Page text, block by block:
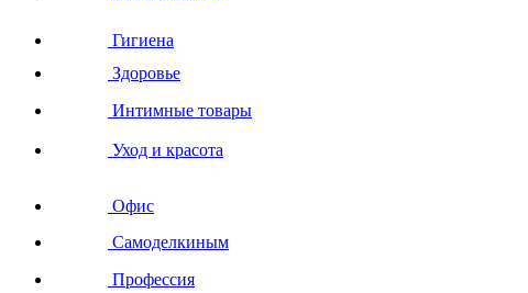
Гигиена
Здоровье
Интимные товары
Уход и красота
Офис
Самоделкиным
Профессия